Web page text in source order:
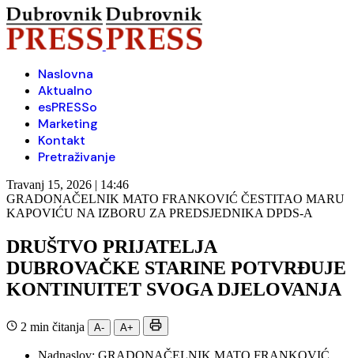
Naslovna
Aktualno
esPRESSo
Marketing
Kontakt
Pretraživanje
Travanj 15, 2026 | 14:46
GRADONAČELNIK MATO FRANKOVIĆ ČESTITAO MARU
KAPOVIĆU NA IZBORU ZA PREDSJEDNIKA DPDS-A
DRUŠTVO PRIJATELJA
DUBROVAČKE STARINE POTVRĐUJE
KONTINUITET SVOGA DJELOVANJA
2 min čitanja A- A+
Nadnaslov: GRADONAČELNIK MATO FRANKOVIĆ